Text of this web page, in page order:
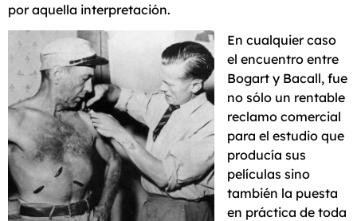
por aquella interpretación.
En cualquier caso
el encuentro entre
Bogart y Bacall, fue
no sólo un rentable
reclamo comercial
para el estudio que
producía sus
películas sino
también la puesta
en práctica de toda